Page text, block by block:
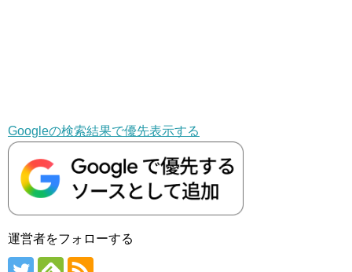
Googleの検索結果で優先表示する
運営者をフォローする